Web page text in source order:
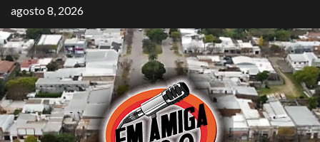
Saltar
al
contenido
agosto 8, 2026